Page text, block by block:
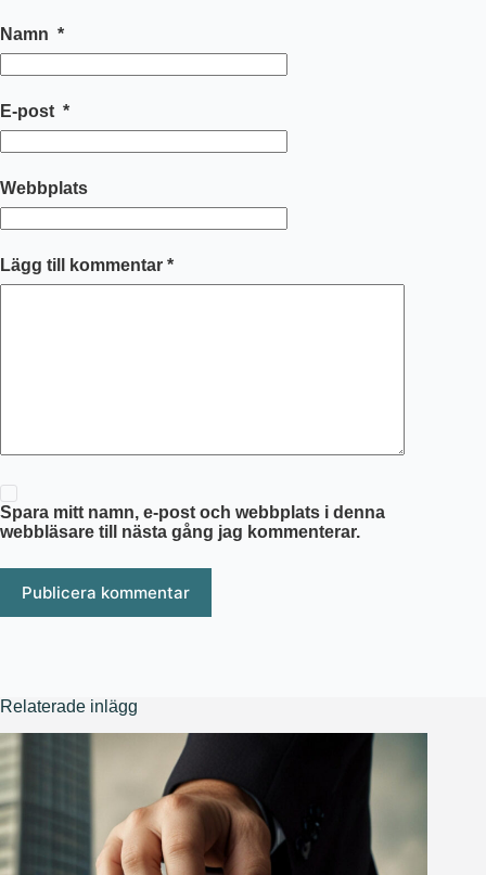
Namn *
E-post *
Webbplats
Lägg till kommentar *
Spara mitt namn, e-post och webbplats i denna
webbläsare till nästa gång jag kommenterar.
Publicera kommentar
Relaterade inlägg